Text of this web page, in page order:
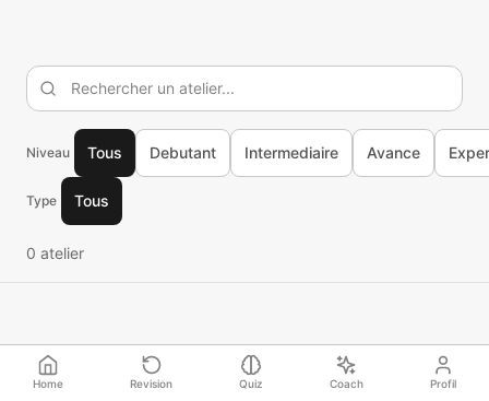
Niveau Tous Debutant Intermediaire Avance
Type Tous
0 atelier
Home Revision Quiz Coach Profil